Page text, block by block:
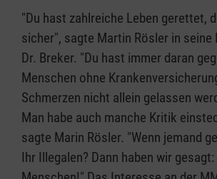
"Du hast zahlreiche Leben gerettet,
sicher", sagte Martin Rösler in seine
Dr. Breker. "Du hast immer daran
Menschen ohne
Schmerzen nicht allein gelassen
Man habe auch manche Kritik
sagte Marin Rösler. "Wenn jemand
Ihr Illegalen? Dann haben wir